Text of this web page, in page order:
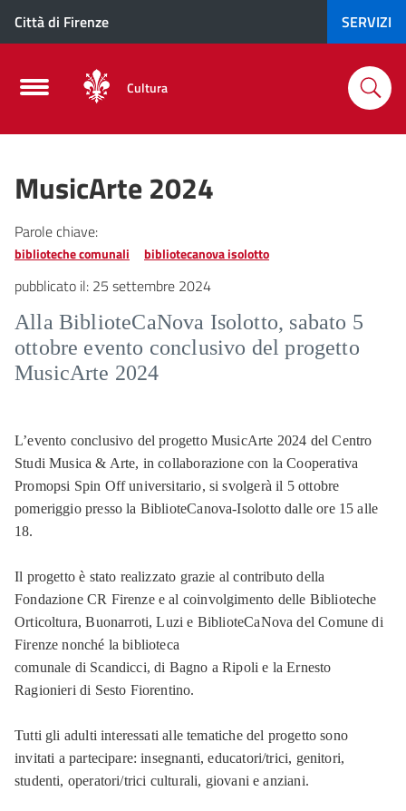
Città di Firenze SERVIZI
Cultura
MusicArte 2024
Parole chiave:
biblioteche comunali bibliotecanova isolotto
pubblicato il: 25 settembre 2024
Alla BiblioteCaNova Isolotto, sabato 5
ottobre evento conclusivo del progetto
MusicArte 2024
L’evento conclusivo del progetto MusicArte 2024 del Centro
Studi Musica & Arte, in collaborazione con la Cooperativa
Promopsi Spin Off universitario, si svolgerà il 5 ottobre
pomeriggio presso la BiblioteCanova-Isolotto dalle ore 15 alle
18.
Il progetto è stato realizzato grazie al contributo della
Fondazione CR Firenze e al coinvolgimento delle Biblioteche
Orticoltura, Buonarroti, Luzi e BiblioteCaNova del Comune di
Firenze nonché la biblioteca
comunale di Scandicci, di Bagno a Ripoli e la Ernesto
Ragionieri di Sesto Fiorentino.
Tutti gli adulti interessati alle tematiche del progetto sono
invitati a partecipare: insegnanti, educatori/trici, genitori,
studenti, operatori/trici culturali, giovani e anziani.